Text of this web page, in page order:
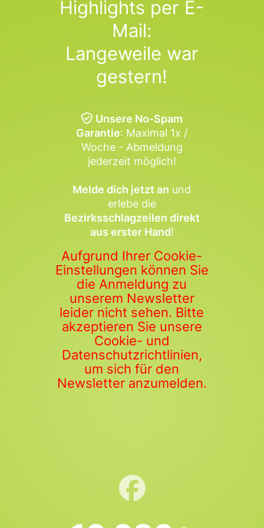
Highlights per E-
Mail:
Langeweile war
gestern!
Unsere No-Spam
Garantie: Maximal 1x /
Woche - Abmeldung
jederzeit möglich!
Melde dich jetzt an und
erlebe die
Bezirksschlagzeilen direkt
aus erster Hand!
Aufgrund Ihrer Cookie-
Einstellungen können Sie
die Anmeldung zu
unserem Newsletter
leider nicht sehen. Bitte
akzeptieren Sie unsere
Cookie- und
Datenschutzrichtlinien,
um sich für den
Newsletter anzumelden.